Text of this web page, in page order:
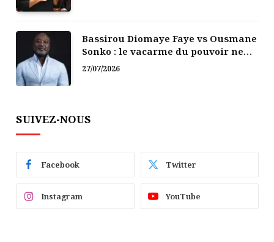
Bassirou Diomaye Faye vs Ousmane
Sonko : le vacarme du pouvoir ne
doit pas faire oublier les liens de la
Fraternité
27/07/2026
SUIVEZ-NOUS
Facebook Twitter
Instagram YouTube